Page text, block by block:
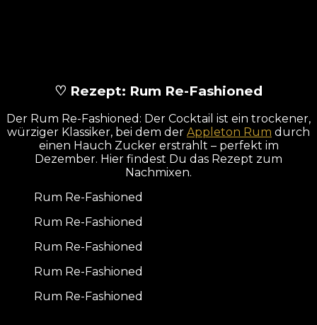
♡ Rezept: Rum Re-Fashioned
Der Rum Re-Fashioned: Der Cocktail ist ein trockener,
würziger Klassiker, bei dem der Appleton Rum durch
einen Hauch Zucker erstrahlt – perfekt im
Dezember. Hier findest Du das Rezept zum
Nachmixen.
Rum Re-Fashioned
Rum Re-Fashioned
Rum Re-Fashioned
Rum Re-Fashioned
Rum Re-Fashioned